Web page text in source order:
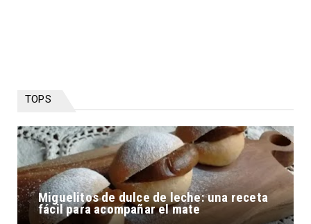
TOPS
Miguelitos de dulce de leche: una receta
fácil para acompañar el mate